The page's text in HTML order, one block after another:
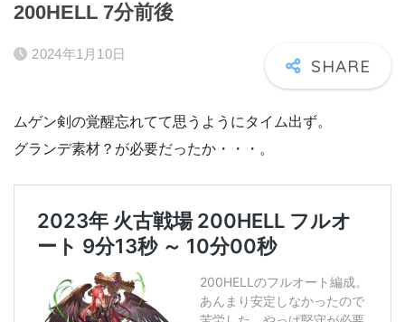
200HELL 7分前後
2024年1月10日
ムゲン剣の覚醒忘れてて思うようにタイム出ず。
グランデ素材？が必要だったか・・・。